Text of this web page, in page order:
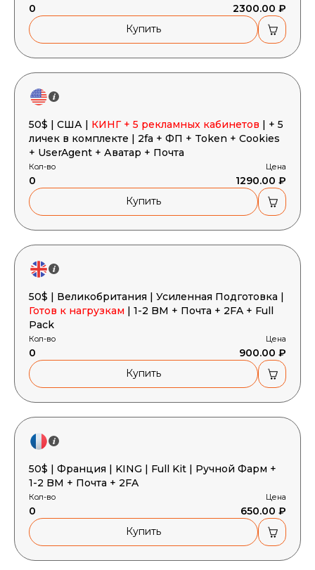
0
2300.00 ₽
Купить
50$ | США | КИНГ + 5 рекламных кабинетов | + 5
личек в комплекте | 2fa + ФП + Token + Cookies
+ UserAgent + Аватар + Почта
Кол-во
0
Цена
1290.00 ₽
Купить
50$ | Великобритания | Усиленная Подготовка |
Готов к нагрузкам | 1-2 BM + Почта + 2FA + Full
Pack
Кол-во
0
Цена
900.00 ₽
Купить
50$ | Франция | KING | Full Kit | Ручной Фарм +
1-2 BM + Почта + 2FA
Кол-во
0
Цена
650.00 ₽
Купить